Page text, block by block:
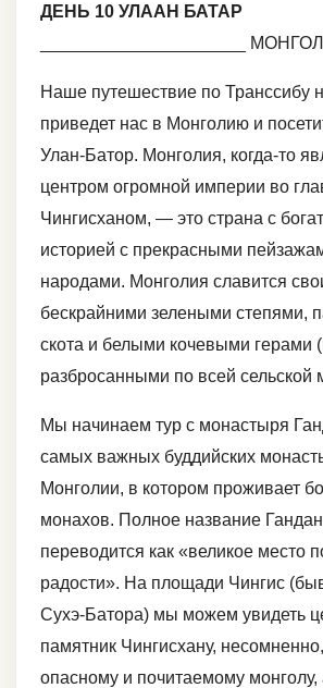
ДЕНЬ 10 УЛААН БАТАР
_____________________
Наше путешествие по Транссибу
приведет нас в Монголию и
Улан-Батор. Монголия, когда-то
центром огромной империи во
Чингисханом, — это страна с
историей с прекрасными
народами. Монголия славится
бескрайними зелеными степями,
скота и белыми кочевыми герами
разбросанными по всей сельской
Мы начинаем тур с монастыря
самых важных буддийских
Монголии, в котором проживает
монахов. Полное название
переводится как «великое место
радости». На площади Чингис
Сухэ-Батора) мы можем увидеть
памятник Чингисхану,
опасному и почитаемому монголу,